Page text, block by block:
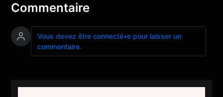
Commentaire
Vous devez être connecté•e pour laisser un
commentaire.